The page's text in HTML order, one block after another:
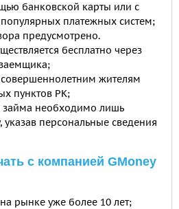
банковской карты или с
платежных систем;
предусмотрено.
бесплатно через
жителям
пунктов РК;
необходимо лишь
указав персональные сведения
с компанией GMoney
рынке уже более 10 лет;